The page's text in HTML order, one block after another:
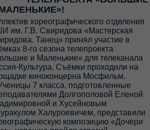
хореографического отделения
им. Г.В. Свиридова «Мастерская
Танец» принял участие в
8-го сезона телепроекта
и Маленькие» для телеканала
Культура. Съёмки проходили на
киноконцерна Мосфильм.
7 класса, подготовленные
Долгополовой Еленой
и Хусейновым
Халуроевичем, представили
композицию «Дочери